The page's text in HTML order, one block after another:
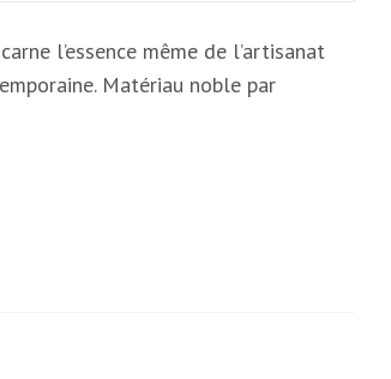
l’essence même de l’artisanat
Matériau noble par